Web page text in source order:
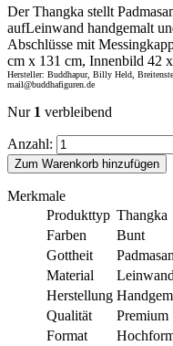
Der Thangka stellt
aufLeinwand handgemalt
Abschlüsse mit
cm x 131 cm, Innenbild 42
Hersteller: Buddhapur, Billy Held,
mail@buddhafiguren.de
Nur 1 verbleibend
Anzahl:
Zum Warenkorb hinzufügen
Merkmale
Produkttyp Thangka
Farben
Bunt
Gottheit
Material
Herstellung
Qualität
Premium
Format